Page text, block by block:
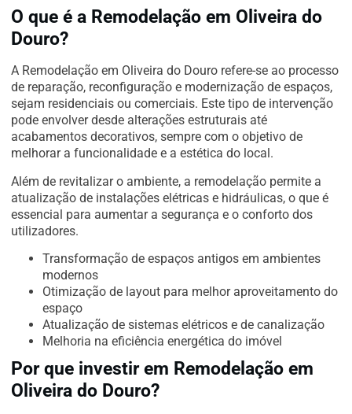
O que é a Remodelação em Oliveira do
Douro?
A Remodelação em Oliveira do Douro refere-se ao processo
de reparação, reconfiguração e modernização de espaços,
sejam residenciais ou comerciais. Este tipo de intervenção
pode envolver desde alterações estruturais até
acabamentos decorativos, sempre com o objetivo de
melhorar a funcionalidade e a estética do local.
Além de revitalizar o ambiente, a remodelação permite a
atualização de instalações elétricas e hidráulicas, o que é
essencial para aumentar a segurança e o conforto dos
utilizadores.
Transformação de espaços antigos em ambientes
modernos
Otimização de layout para melhor aproveitamento do
espaço
Atualização de sistemas elétricos e de canalização
Melhoria na eficiência energética do imóvel
Por que investir em Remodelação em
Oliveira do Douro?